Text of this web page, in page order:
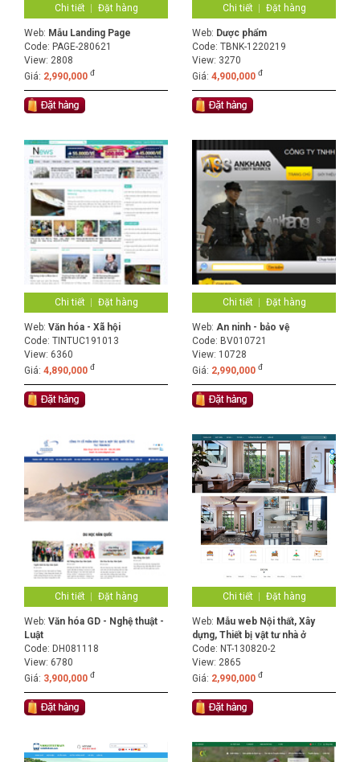
Chi tiết Đặt hàng
Web: Mẫu Landing Page
Code: PAGE-280621
View: 2808
Giá: 2,990,000 đ
Chi tiết Đặt hàng
Web: Dược phẩm
Code: TBNK-1220219
View: 3270
Giá: 4,900,000 đ
Chi tiết Đặt hàng
Web: Văn hóa - Xã hội
Code: TINTUC191013
View: 6360
Giá: 4,890,000 đ
Chi tiết Đặt hàng
Web: An ninh - bảo vệ
Code: BV010721
View: 10728
Giá: 2,990,000 đ
Chi tiết Đặt hàng
Web: Văn hóa GD - Nghệ thuật -
Luật
Code: DH081118
View: 6780
Giá: 3,900,000 đ
Chi tiết Đặt hàng
Web: Mẫu web Nội thất, Xây
dựng, Thiết bị vật tư nhà ở
Code: NT-130820-2
View: 2865
Giá: 2,990,000 đ